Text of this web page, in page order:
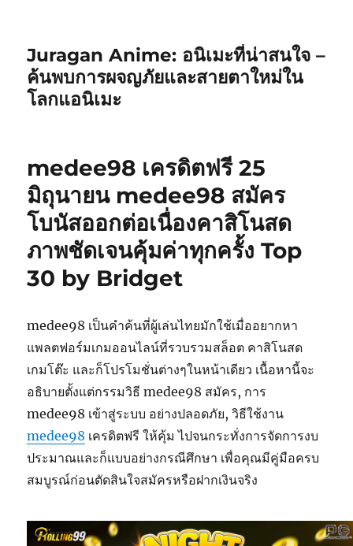
Juragan Anime: อนิเมะที่น่าสนใจ –
ค้นพบการผจญภัยและสายตาใหม่ใน
โลกแอนิเมะ
medee98 เครดิตฟรี 25
มิถุนายน medee98 สมัคร
โบนัสออกต่อเนื่องคาสิโนสด
ภาพชัดเจนคุ้มค่าทุกครั้ง Top
30 by Bridget
medee98 เป็นคำค้นที่ผู้เล่นไทยมักใช้เมื่ออยากหา
แพลตฟอร์มเกมออนไลน์ที่รวบรวมสล็อต คาสิโนสด
เกมโต๊ะ และก็โปรโมชั่นต่างๆในหน้าเดียว เนื้อหานี้จะ
อธิบายตั้งแต่กรรมวิธี medee98 สมัคร, การ
medee98 เข้าสู่ระบบ อย่างปลอดภัย, วิธีใช้งาน
medee98 เครดิตฟรี ให้คุ้ม ไปจนกระทั่งการจัดการงบ
ประมาณและก็แบบอย่างกรณีศึกษา เพื่อคุณมีคู่มือครบ
สมบูรณ์ก่อนตัดสินใจสมัครหรือฝากเงินจริง